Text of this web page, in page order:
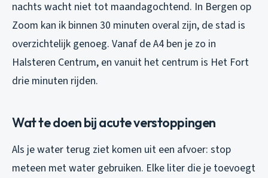
nachts wacht niet tot maandagochtend. In Bergen op
Zoom kan ik binnen 30 minuten overal zijn, de stad is
overzichtelijk genoeg. Vanaf de A4 ben je zo in
Halsteren Centrum, en vanuit het centrum is Het Fort
drie minuten rijden.
Wat te doen bij acute verstoppingen
Als je water terug ziet komen uit een afvoer: stop
meteen met water gebruiken. Elke liter die je toevoegt